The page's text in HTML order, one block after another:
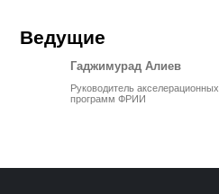
Ведущие
Гаджимурад Алиев
Руководитель акселерационных
программ ФРИИ